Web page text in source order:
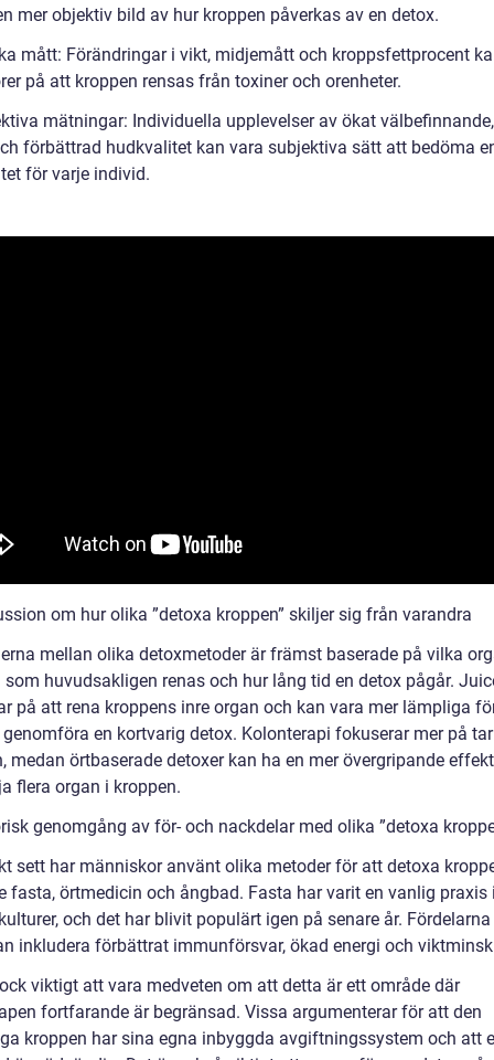
mer objektiv bild av hur kroppen påverkas av en detox.
mått: Förändringar i vikt, midjemått och kroppsfettprocent
på att kroppen rensas från toxiner och orenheter.
mätningar: Individuella upplevelser av ökat
förbättrad hudkvalitet kan vara subjektiva sätt att bedöma
för varje individ.
om hur olika ”detoxa kroppen” skiljer sig från varandra
mellan olika detoxmetoder är främst baserade på vilka
som huvudsakligen renas och hur lång tid en detox pågår.
på att rena kroppens inre organ och kan vara mer lämpliga
en kortvarig detox. Kolonterapi fokuserar mer på
medan örtbaserade detoxer kan ha en mer övergripande
flera organ i kroppen.
genomgång av för- och nackdelar med olika ”detoxa
sett har människor använt olika metoder för att detoxa
fasta, örtmedicin och ångbad. Fasta har varit en vanlig praxis
och det har blivit populärt igen på senare år.
inkludera förbättrat immunförsvar, ökad energi och
viktigt att vara medveten om att detta är ett område där
fortfarande är begränsad. Vissa argumenterar för att den
kroppen har sina egna inbyggda avgiftningssystem och att